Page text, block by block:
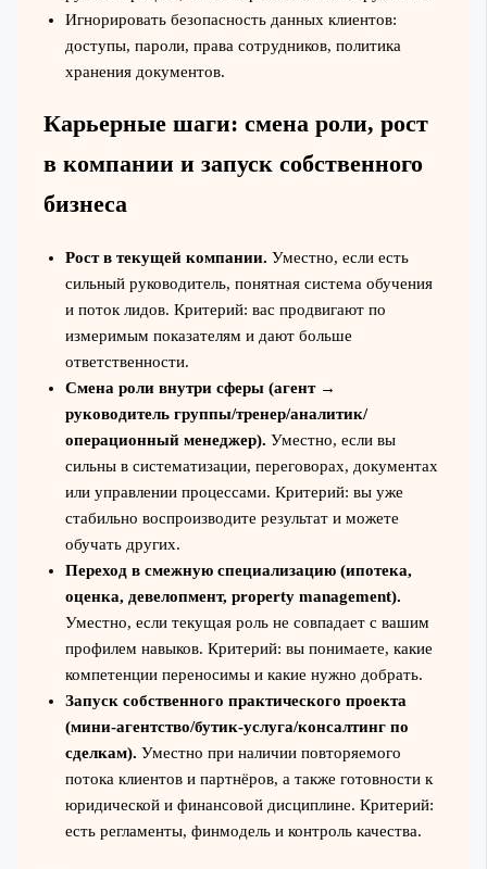
Игнорировать безопасность данных клиентов:
доступы, пароли, права сотрудников, политика
хранения документов.
Карьерные шаги: смена роли, рост
в компании и запуск собственного
бизнеса
Рост в текущей компании. Уместно, если есть
сильный руководитель, понятная система обучения
и поток лидов. Критерий: вас продвигают по
измеримым показателям и дают больше
ответственности.
Смена роли внутри сферы (агент →
руководитель группы/тренер/аналитик/
операционный менеджер). Уместно, если вы
сильны в систематизации, переговорах, документах
или управлении процессами. Критерий: вы уже
стабильно воспроизводите результат и можете
обучать других.
Переход в смежную специализацию (ипотека,
оценка, девелопмент, property management).
Уместно, если текущая роль не совпадает с вашим
профилем навыков. Критерий: вы понимаете, какие
компетенции переносимы и какие нужно добрать.
Запуск собственного практического проекта
(мини-агентство/бутик-услуга/консалтинг по
сделкам). Уместно при наличии повторяемого
потока клиентов и партнёров, а также готовности к
юридической и финансовой дисциплине. Критерий:
есть регламенты, финмодель и контроль качества.